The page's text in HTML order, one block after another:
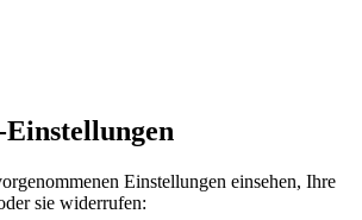
Einstellungen einsehen, Ihre
sie widerrufen: